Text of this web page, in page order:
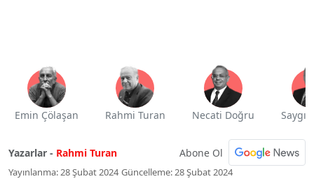
Emin Çölaşan Rahmi Turan Necati Doğru Saygı
Yazarlar - Rahmi Turan Abone Ol
Yayınlanma: 28 Şubat 2024 Güncelleme: 28 Şubat 2024